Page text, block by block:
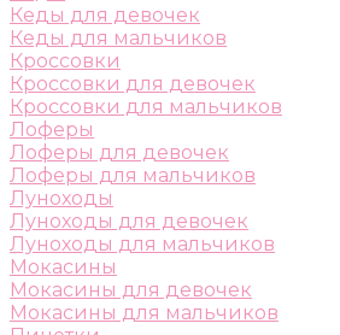
Кеды для девочек
Кеды для мальчиков
Кроссовки
Кроссовки для девочек
Кроссовки для мальчиков
Лоферы
Лоферы для девочек
Лоферы для мальчиков
Луноходы
Луноходы для девочек
Луноходы для мальчиков
Мокасины
Мокасины для девочек
Мокасины для мальчиков